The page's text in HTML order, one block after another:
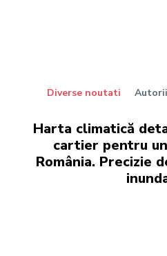
Diverse noutati
Harta climatică
cartier pentru
România. Precizie